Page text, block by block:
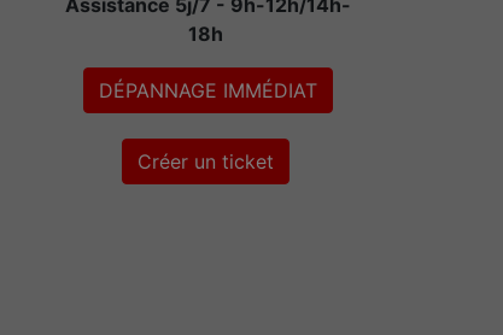
Assistance 5j/7 - 9h-12h/14h-
18h
DÉPANNAGE IMMÉDIAT
Créer un ticket